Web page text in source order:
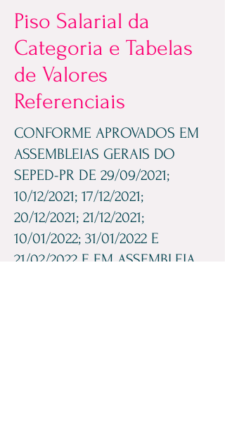
Piso Salarial da
Categoria e Tabelas
de Valores
Referenciais
CONFORME APROVADOS EM
ASSEMBLEIAS GERAIS DO
SEPED-PR DE 29/09/2021;
10/12/2021; 17/12/2021;
20/12/2021; 21/12/2021;
10/01/2022; 31/01/2022 E
21/02/2022 E EM ASSEMBLEIA